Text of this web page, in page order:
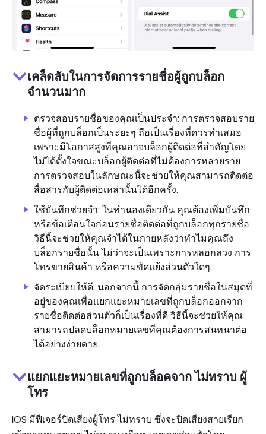
เคล็ดลับในการจัดการรายชื่อผู้ถูกบล็อก
จำนวนมาก
ตรวจสอบรายชื่อของคุณเป็นประจำ: การตรวจสอบราย
ชื่อผู้ที่ถูกบล็อกเป็นระยะๆ ถือเป็นเรื่องที่ควรทำเสมอ
เพราะมีโอกาสสูงที่คุณอาจบล็อกผู้ติดต่อที่สำคัญโดย
ไม่ได้ตั้งใจขณะบล็อกผู้ติดต่อที่ไม่ต้องการหลายราย
การตรวจสอบในลักษณะนี้จะช่วยให้คุณสามารถติดต่อ
สื่อสารกับผู้ติดต่อเหล่านั้นได้อีกครั้ง.
ใช้บันทึกช่วยจำ: ในทำนองเดียวกัน คุณต้องเพิ่มบันทึก
หรือข้อเตือนใจก่อนรายชื่อติดต่อที่ถูกบล็อกทุกรายชื่อ
วิธีนี้จะช่วยให้คุณจำได้ในภายหลังว่าทำไมคุณถึง
บล็อกรายชื่อนั้น ไม่ว่าจะเป็นเพราะการหลอกลวง การ
โทรขายสินค้า หรือความขัดแย้งส่วนตัวใดๆ.
จัดระเบียบให้ดี: นอกจากนี้ การจัดกลุ่มรายชื่อในสมุดที่
อยู่ของคุณเพื่อแยกแยะหมายเลขที่ถูกบล็อกออกจาก
รายชื่อติดต่อส่วนตัวก็เป็นเรื่องที่ดี วิธีนี้จะช่วยให้คุณ
สามารถปลดบล็อกหมายเลขที่คุณต้องการสนทนาต่อ
ได้อย่างง่ายดาย.
แยกแยะหมายเลขที่ถูกบล็อคจาก ไม่ทราบ ผู้
โทร
iOS มีฟีเจอร์ปิดเสียงผู้โทร ไม่ทราบ ซึ่งจะปิดเสียงสายเรียก